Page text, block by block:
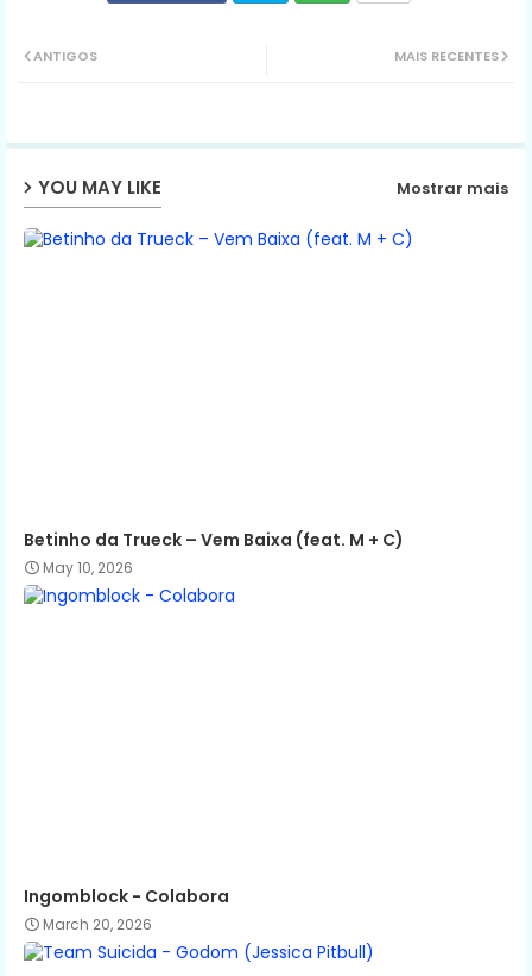
ap
MAIS RECENTES
ANTIGOS
YOU MAY LIKE Mostrar mais
Betinho da Trueck – Vem Baixa (feat. M + C)
May 10, 2026
Ingomblock - Colabora
March 20, 2026